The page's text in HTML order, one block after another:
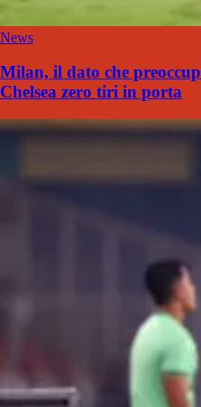
News
Milan, il dato che
Chelsea zero tiri in porta